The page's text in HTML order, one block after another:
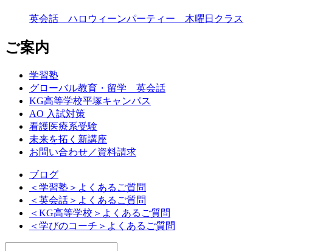
英会話 ハロウィーンパーティー 木曜日クラス
ご案内
学習塾
グローバル教育・留学 英会話
KG高等学校平塚キャンパス
AO 入試対策
看護医療系受験
未来を拓く新講座
お問い合わせ／資料請求
ブログ
＜学習塾＞よくあるご質問
＜英会話＞よくあるご質問
＜KG高等学校＞よくあるご質問
＜学びのコーチ＞よくあるご質問